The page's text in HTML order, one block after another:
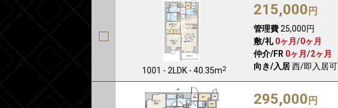
1001 - 2LDK - 40.35m2
215,000 円
管理費25,000円
敷/礼 0ヶ月/0ヶ月
仲介/FR 0ヶ月/2ヶ月
向き/入居西/即入居可
295,000 円